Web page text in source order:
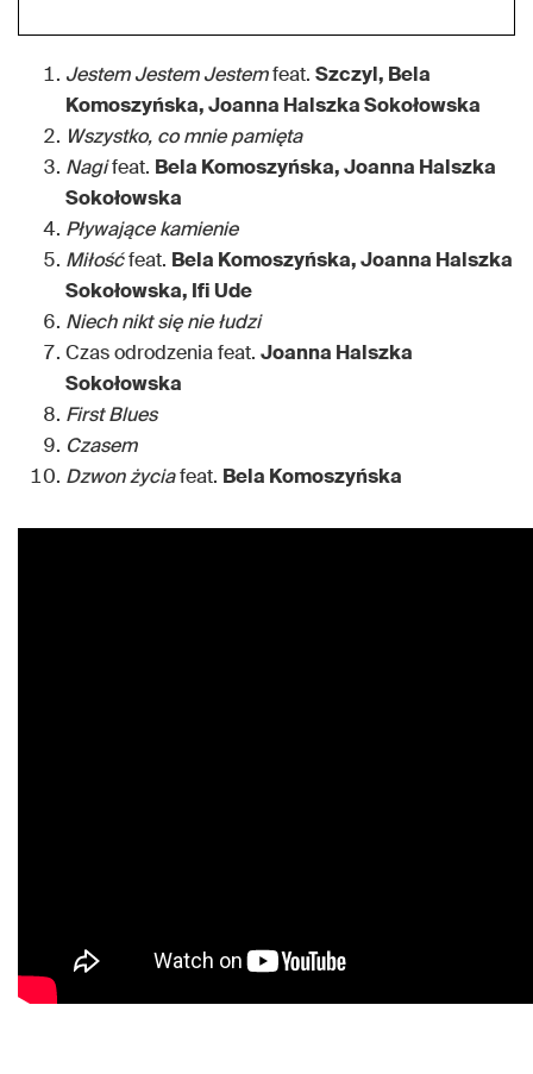
Jestem Jestem Jestemfeat. Szczyl, Bela
Komoszyńska, Joanna Halszka Sokołowska
Wszystko, co mnie pamięta
Nagifeat. Bela Komoszyńska, Joanna Halszka
Sokołowska
Pływające kamienie
Miłośćfeat. Bela Komoszyńska, Joanna Halszka
Sokołowska, Ifi Ude
Niech nikt się nie łudzi
Czas odrodzenia feat. Joanna Halszka
Sokołowska
First Blues
Czasem
Dzwon życiafeat. Bela Komoszyńska